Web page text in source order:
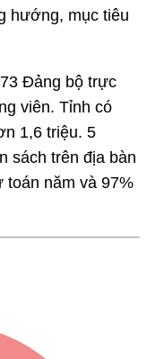
hướng, mục tiêu
Đảng bộ trực
viên. Tỉnh có
1,6 triệu. 5
sách trên địa bàn
toán năm và 97%